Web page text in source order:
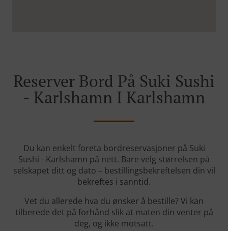
Reserver Bord På Suki Sushi
- Karlshamn I Karlshamn
Du kan enkelt foreta bordreservasjoner på Suki
Sushi - Karlshamn på nett. Bare velg størrelsen på
selskapet ditt og dato – bestillingsbekreftelsen din vil
bekreftes i sanntid.
Vet du allerede hva du ønsker å bestille? Vi kan
tilberede det på forhånd slik at maten din venter på
deg, og ikke motsatt.